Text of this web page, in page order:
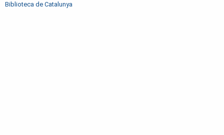
Biblioteca de Catalunya